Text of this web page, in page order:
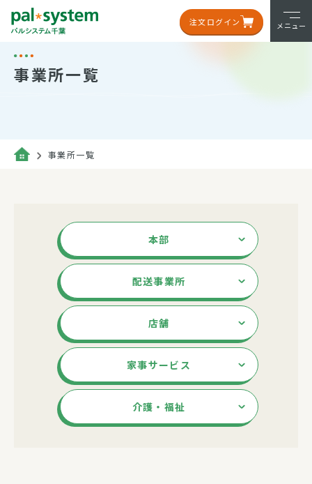
注文ログイン メニュー
事業所一覧
事業所一覧
本部
配送事業所
店舗
家事サービス
介護・福祉